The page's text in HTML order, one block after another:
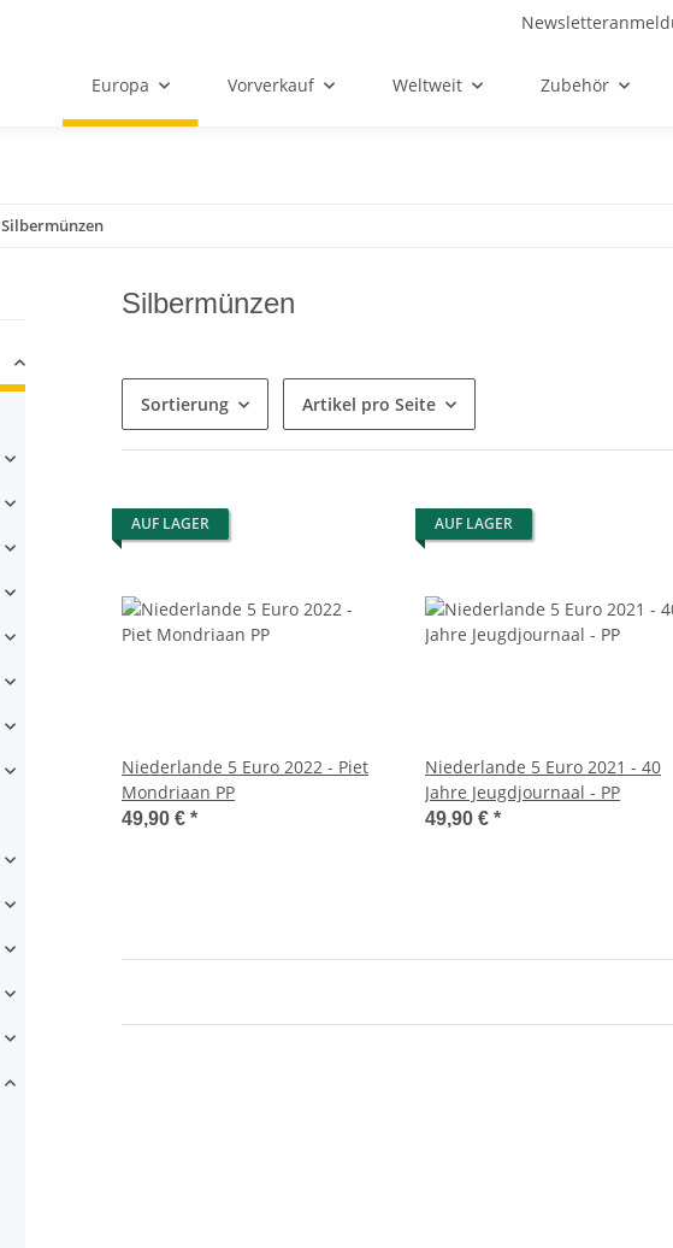
Europa Vorverkauf Weltweit Zubehör
Silbermünzen
Silbermünzen
Sortierung Artikel pro Seite
AUF LAGER
Niederlande 5 Euro 2022 - Piet
Mondriaan PP
49,90 € *
AUF LAGER
Niederlande 5 Euro 2021 - 40
Jahre Jeugdjournaal - PP
49,90 € *